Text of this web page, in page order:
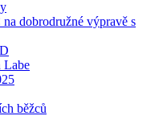
dobrodružné výpravě s
Labe
běžců